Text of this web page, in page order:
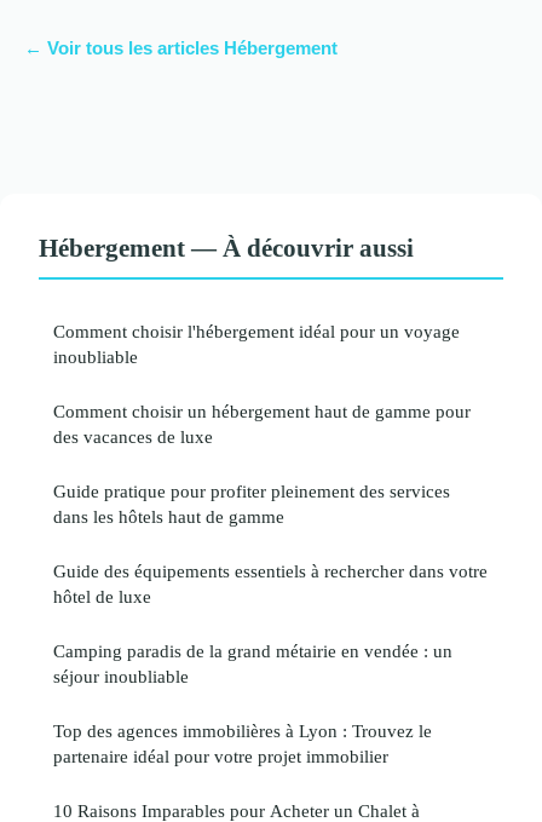
← Voir tous les articles Hébergement
Hébergement — À découvrir aussi
Comment choisir l'hébergement idéal pour un voyage
inoubliable
Comment choisir un hébergement haut de gamme pour
des vacances de luxe
Guide pratique pour profiter pleinement des services
dans les hôtels haut de gamme
Guide des équipements essentiels à rechercher dans votre
hôtel de luxe
Camping paradis de la grand métairie en vendée : un
séjour inoubliable
Top des agences immobilières à Lyon : Trouvez le
partenaire idéal pour votre projet immobilier
10 Raisons Imparables pour Acheter un Chalet à